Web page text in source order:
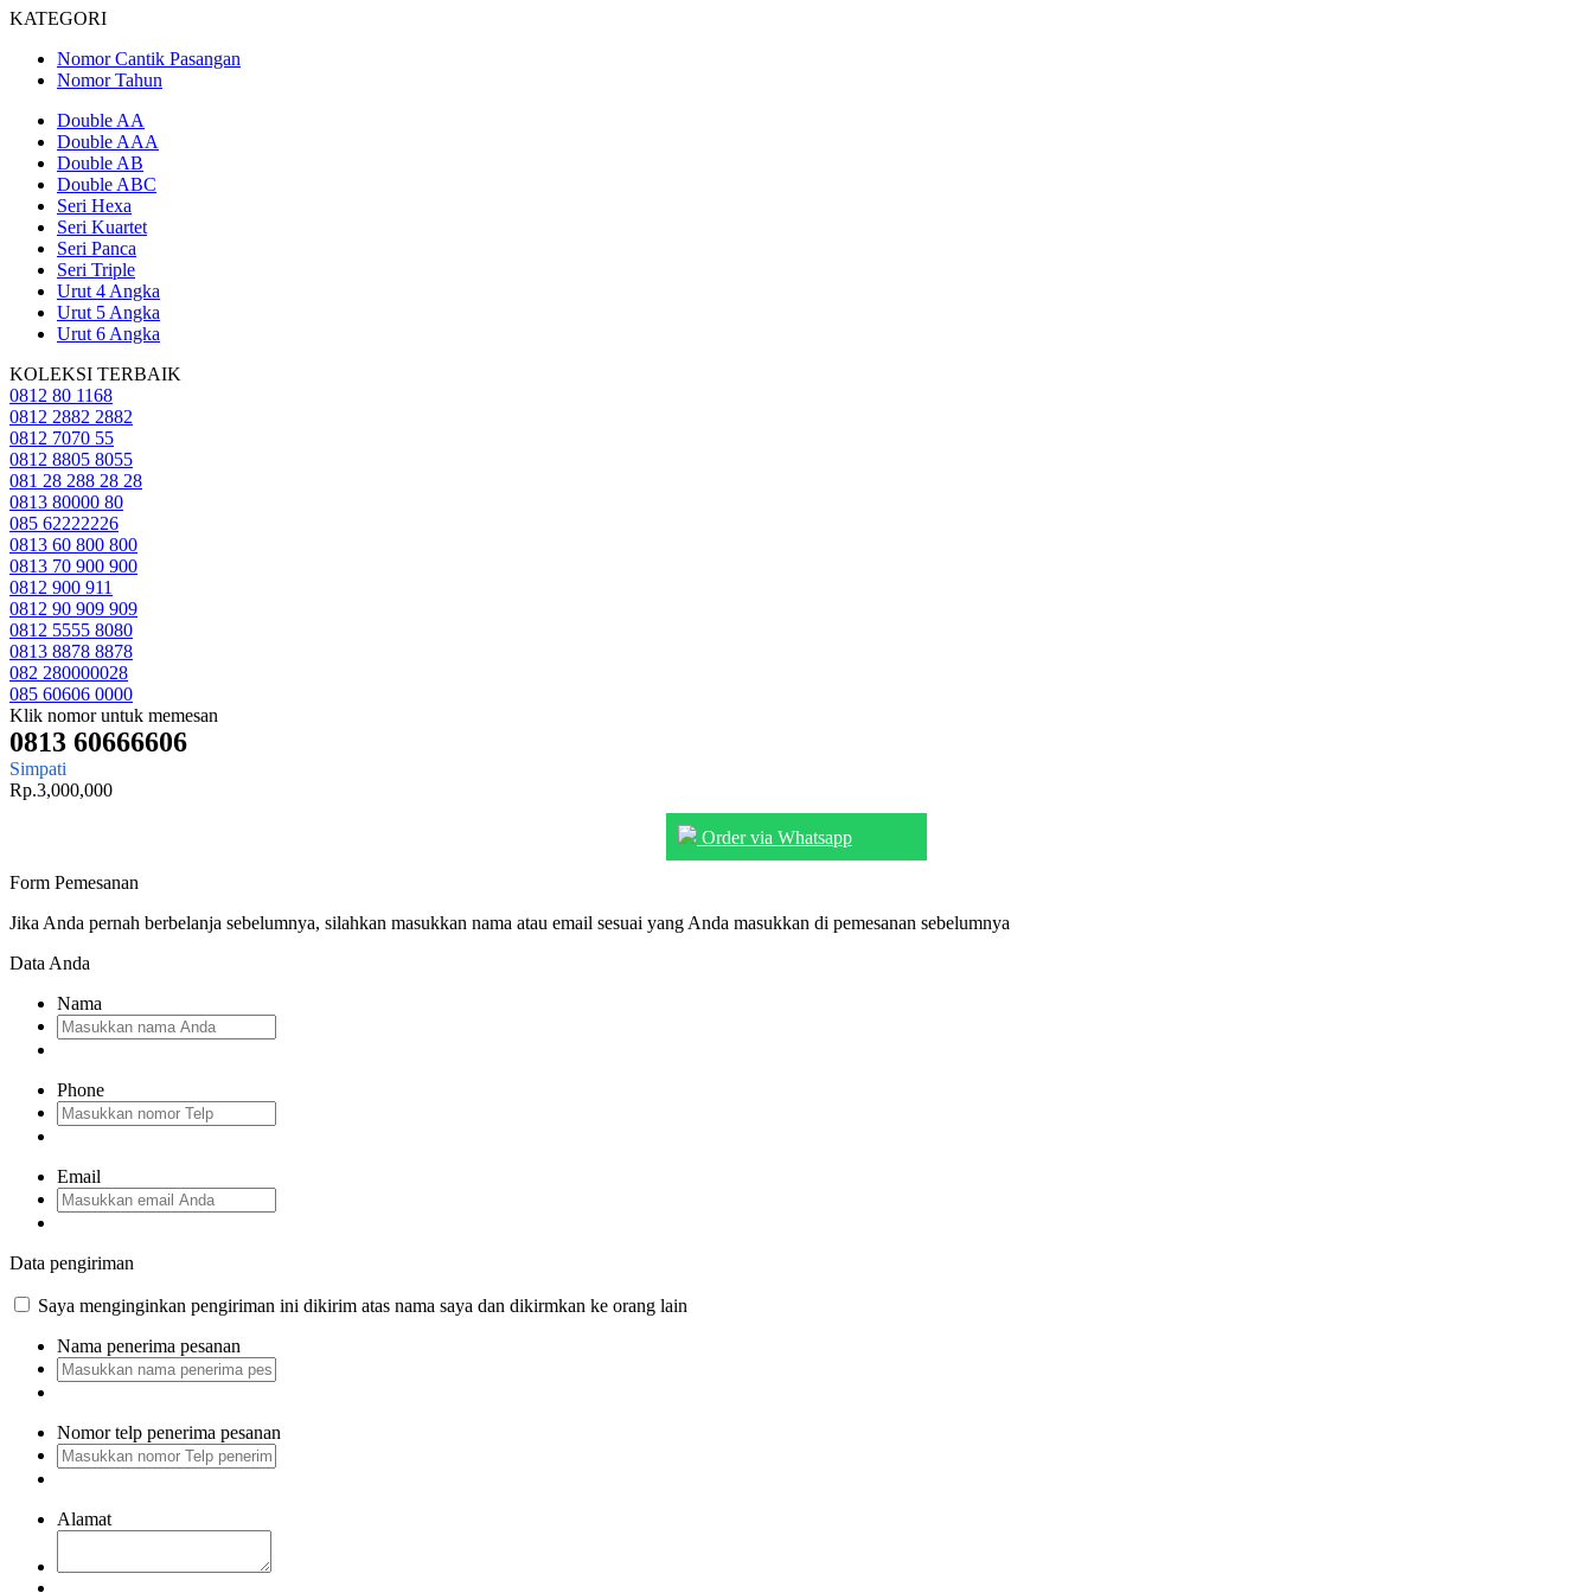
KATEGORI
Nomor Cantik Pasangan
Nomor Tahun
Double AA
Double AAA
Double AB
Double ABC
Seri Hexa
Seri Kuartet
Seri Panca
Seri Triple
Urut 4 Angka
Urut 5 Angka
Urut 6 Angka
KOLEKSI TERBAIK
0812 80 1168
0812 2882 2882
0812 7070 55
0812 8805 8055
081 28 288 28 28
0813 80000 80
085 62222226
0813 60 800 800
0813 70 900 900
0812 900 911
0812 90 909 909
0812 5555 8080
0813 8878 8878
082 280000028
085 60606 0000
Klik nomor untuk memesan
0813 60666606
Simpati
Rp.3,000,000
Order via Whatsapp
Form Pemesanan
Jika Anda pernah berbelanja sebelumnya, silahkan masukkan nama atau email sesuai yang Anda masukkan di pemesanan sebelumnya
Data Anda
Nama
Phone
Email
Data pengiriman
Saya menginginkan pengiriman ini dikirim atas nama saya dan dikirmkan ke orang lain
Nama penerima pesanan
Nomor telp penerima pesanan
Alamat